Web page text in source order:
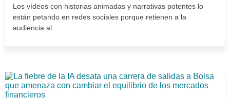
Los vídeos con historias animadas y narrativas potentes lo
están petando en redes sociales porque retienen a la
audiencia al...